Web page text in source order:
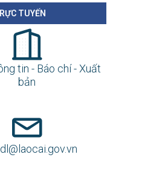
TUYẾN
tin - Báo chí - Xuất
bản